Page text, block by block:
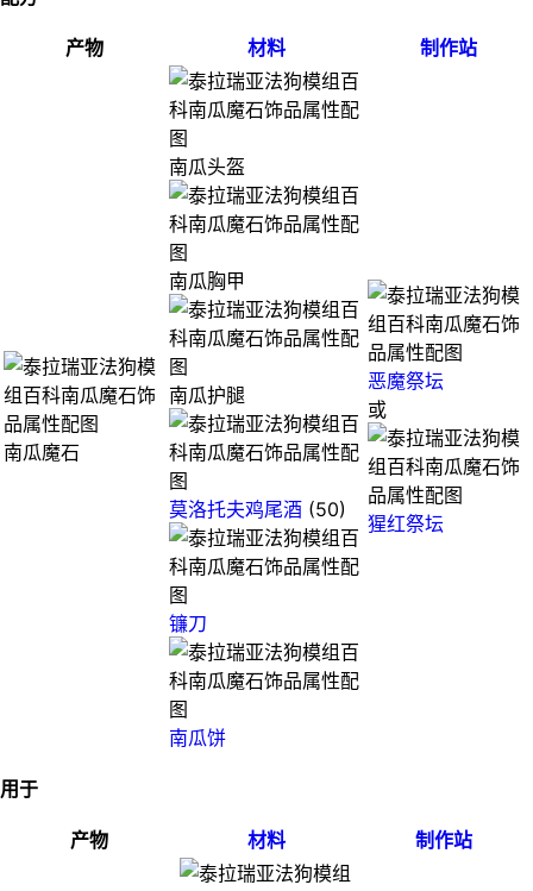
产物 材料 制作站
南瓜魔石
南瓜头盔
南瓜胸甲
南瓜护腿
莫洛托夫鸡尾酒 (50)
镰刀
南瓜饼
恶魔祭坛
或
猩红祭坛
用于
产物 材料 制作站